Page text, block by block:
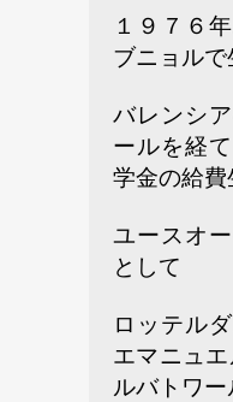
１９７６
ブニョルで
バレンシ
ールを経
学金の給
ユースオ
として
ロッテル
エマニュ
ルバトワ